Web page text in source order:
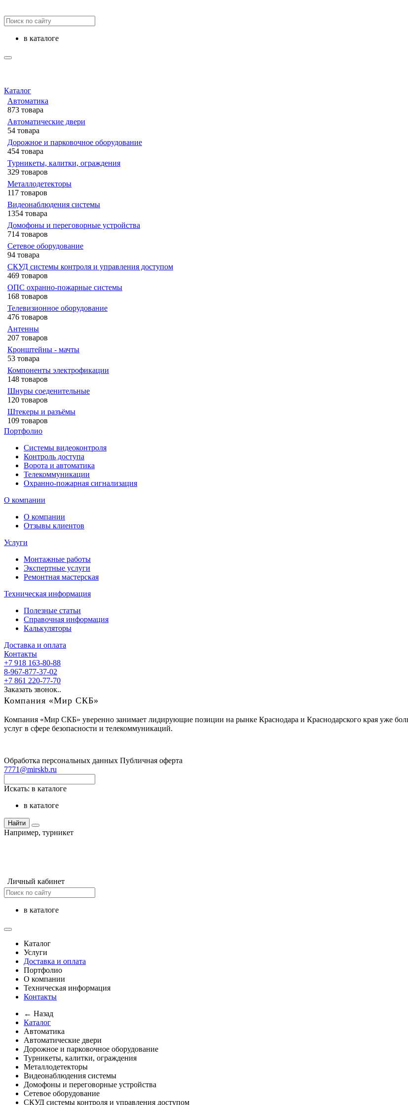
в каталоге
Каталог
Автоматика
873 товара
Автоматические двери
54 товара
Дорожное и парковочное оборудование
454 товара
Турникеты, калитки, ограждения
329 товаров
Металлодетекторы
117 товаров
Видеонаблюдения cистемы
1354 товара
Домофоны и переговорные устройства
714 товаров
Сетевое оборудование
94 товара
СКУД системы контроля и управления доступом
469 товаров
ОПС охранно-пожарные системы
168 товаров
Телевизионное оборудование
476 товаров
Антенны
207 товаров
Кронштейны - мачты
53 товара
Компоненты электрофикации
148 товаров
Шнуры соеденительные
120 товаров
Штекеры и разъёмы
109 товаров
Портфолио
Системы видеоконтроля
Контроль доступа
Ворота и автоматика
Телекоммуникации
Охранно-пожарная сигнализация
О компании
О компании
Отзывы клиентов
Услуги
Монтажные работы
Экспертные услуги
Ремонтная мастерская
Техническая информация
Полезные статьи
Справочная информация
Калькуляторы
Доставка и оплата
Контакты
+7 918 163-80-88
8-967-877-37-02
+7 861 220-77-70
Заказать звонок..
Компания «Мир СКБ»
Компания «Мир СКБ» уверенно занимает лидирующие позиции на рынке Краснодара и Краснодарского края уже
услуг в сфере безопасности и телекоммуникаций.
Обработка персональных данных Публичная оферта
7771@mirskb.ru
Искать: в каталоге
в каталоге
Найти
Например, турникет
Личный кабинет
в каталоге
Каталог
Услуги
Доставка и оплата
Портфолио
О компании
Техническая информация
Контакты
← Назад
Каталог
Автоматика
Автоматические двери
Дорожное и парковочное оборудование
Турникеты, калитки, ограждения
Металлодетекторы
Видеонаблюдения cистемы
Домофоны и переговорные устройства
Сетевое оборудование
СКУД системы контроля и управления доступом